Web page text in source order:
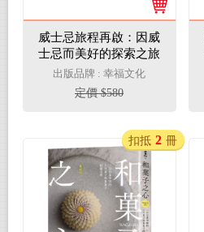
威士忌旅程再啟：因威
士忌而美好的探索之旅
出版品牌 : 幸福文化
定價 $580
扣抵 2 冊